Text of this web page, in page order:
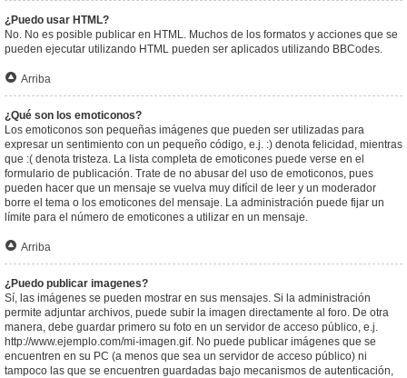
¿Puedo usar HTML?
No. No es posible publicar en HTML. Muchos de los formatos y acciones que se
pueden ejecutar utilizando HTML pueden ser aplicados utilizando BBCodes.
Arriba
¿Qué son los emoticonos?
Los emoticonos son pequeñas imágenes que pueden ser utilizadas para
expresar un sentimiento con un pequeño código, e.j. :) denota felicidad, mientras
que :( denota tristeza. La lista completa de emoticones puede verse en el
formulario de publicación. Trate de no abusar del uso de emoticonos, pues
pueden hacer que un mensaje se vuelva muy difícil de leer y un moderador
borre el tema o los emoticones del mensaje. La administración puede fijar un
límite para el número de emoticones a utilizar en un mensaje.
Arriba
¿Puedo publicar imagenes?
Sí, las imágenes se pueden mostrar en sus mensajes. Si la administración
permite adjuntar archivos, puede subir la imagen directamente al foro. De otra
manera, debe guardar primero su foto en un servidor de acceso público, e.j.
http://www.ejemplo.com/mi-imagen.gif. No puede publicar imágenes que se
encuentren en su PC (a menos que sea un servidor de acceso público) ni
tampoco las que se encuentren guardadas bajo mecanismos de autenticación,